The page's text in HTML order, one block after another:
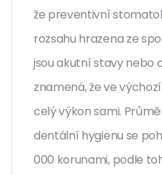
že preventivní
rozsahu hrazena ze
jsou akutní stavy nebo
znamená, že ve
celý výkon sami.
dentální hygienu se
000 korunami, podle